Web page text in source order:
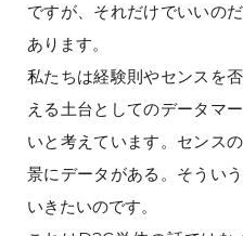
ですが、それだけでいいの
あります。
私たちは経験則やセンスを
える土台としてのデータマ
いと考えています。センス
景にデータがある。そうい
いきたいのです。